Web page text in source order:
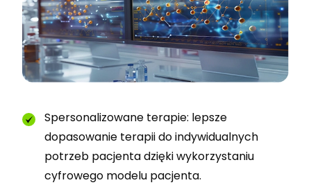
Spersonalizowane terapie: lepsze
dopasowanie terapii do indywidualnych
potrzeb pacjenta dzięki wykorzystaniu
cyfrowego modelu pacjenta.